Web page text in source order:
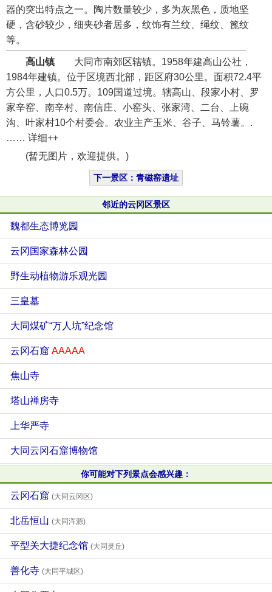
器的突出特点之一。陶片数量较少，多为灰黑色，质地坚
硬，含砂较少，细夹砂者居多，纹饰有兰纹、绳纹、篦纹
等。
高山镇 大同市南郊区辖镇。1958年建高山公社，
1984年建镇。位于区境西北部，距区府30公里。面积72.4平
方公里，人口0.5万。109国道过境。辖高山、段家小村、罗
家辛窑、南辛村、南信庄、小窑头、张家湾、二台、上碗
沟、叶家村10个村委会。农业主产玉米、谷子、马铃薯。.
…… 详细++
(暂无图片，欢迎提供。)
下一景区：青磁窑遗址
邻近的云冈区景区
魏都生态博览园
云冈国家森林公园
野生动植物游乐观光园
三皇墓
大同煤矿“万人坑”纪念馆
云冈石窟 AAAAA
焦山寺
塔山禅房寺
上华严寺
大同云冈石窟博物馆
你可能对下列景点会感兴趣：
云冈石窟 (大同云冈区)
北岳恒山 (大同浑源)
平型关大捷纪念馆 (大同灵丘)
善化寺 (大同平城区)